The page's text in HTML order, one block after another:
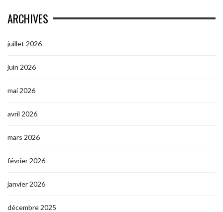
ARCHIVES
juillet 2026
juin 2026
mai 2026
avril 2026
mars 2026
février 2026
janvier 2026
décembre 2025